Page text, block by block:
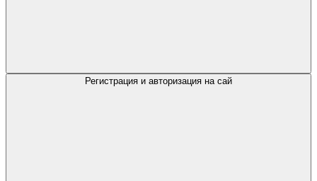
Регистрация и авторизация на сай